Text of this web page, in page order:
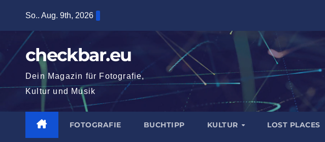
springen
So.. Aug. 9th, 2026
checkbar.eu
Dein Magazin für Fotografie,
Kultur und Musik
FOTOGRAFIE BUCHTIPP KULTUR LOST PLACES